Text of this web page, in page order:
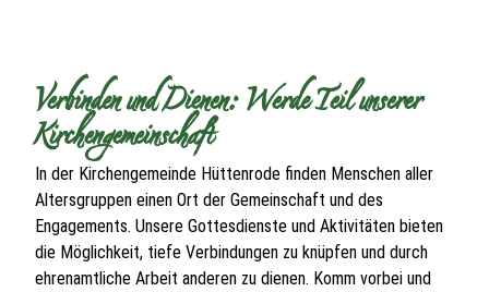
Verbinden und Dienen: Werde Teil unserer
Kirchengemeinschaft
In der Kirchengemeinde Hüttenrode finden Menschen aller
Altersgruppen einen Ort der Gemeinschaft und des
Engagements. Unsere Gottesdienste und Aktivitäten bieten
die Möglichkeit, tiefe Verbindungen zu knüpfen und durch
ehrenamtliche Arbeit anderen zu dienen. Komm vorbei und